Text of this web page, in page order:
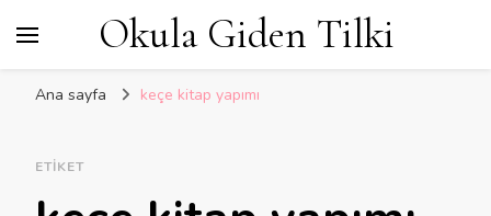
Okula Giden Tilki
Ana sayfa keçe kitap yapımı
ETIKET